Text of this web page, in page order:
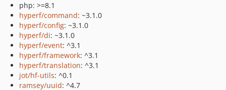
php: >=8.1
hyperf/command: ~3.1.0
hyperf/config: ~3.1.0
hyperf/di: ~3.1.0
hyperf/event: ^3.1
hyperf/framework: ^3.1
hyperf/translation: ^3.1
jot/hf-utils: ^0.1
ramsey/uuid: ^4.7